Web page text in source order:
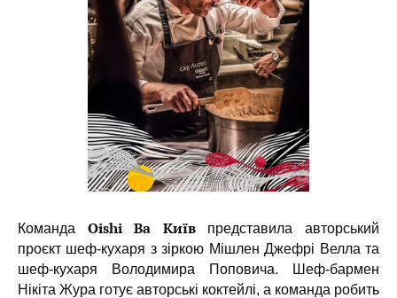
Команда Oishi Ba Київпредставила авторський
проєкт шеф-кухаря з зіркою Мішлен Джефрі Велла та
шеф-кухаря Володимира Поповича. Шеф-бармен
Нікіта Жура готує авторські коктейлі, а команда робить